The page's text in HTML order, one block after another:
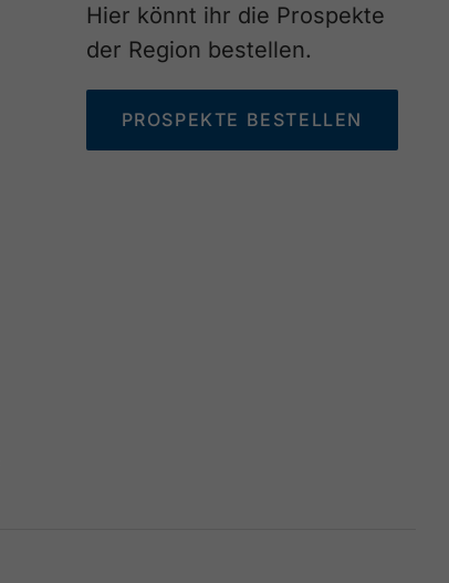
Hier könnt ihr die Prospekte
der Region bestellen.
PROSPEKTE BESTELLEN